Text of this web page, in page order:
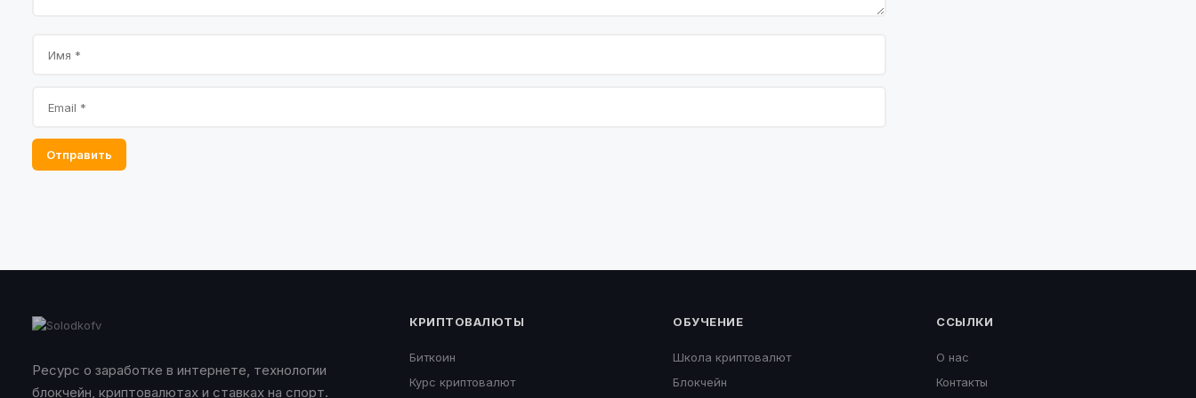
Отправить
Ресурс о заработке в интернете, технологии
блокчейн, криптовалютах и ставках на спорт.
КРИПТОВАЛЮТЫ
Биткоин
Курс криптовалют
ОБУЧЕНИЕ
Школа криптовалют
Блокчейн
ССЫЛКИ
О нас
Контакты